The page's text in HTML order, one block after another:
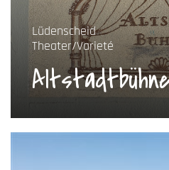
Lüdenscheid
Theater/Varieté